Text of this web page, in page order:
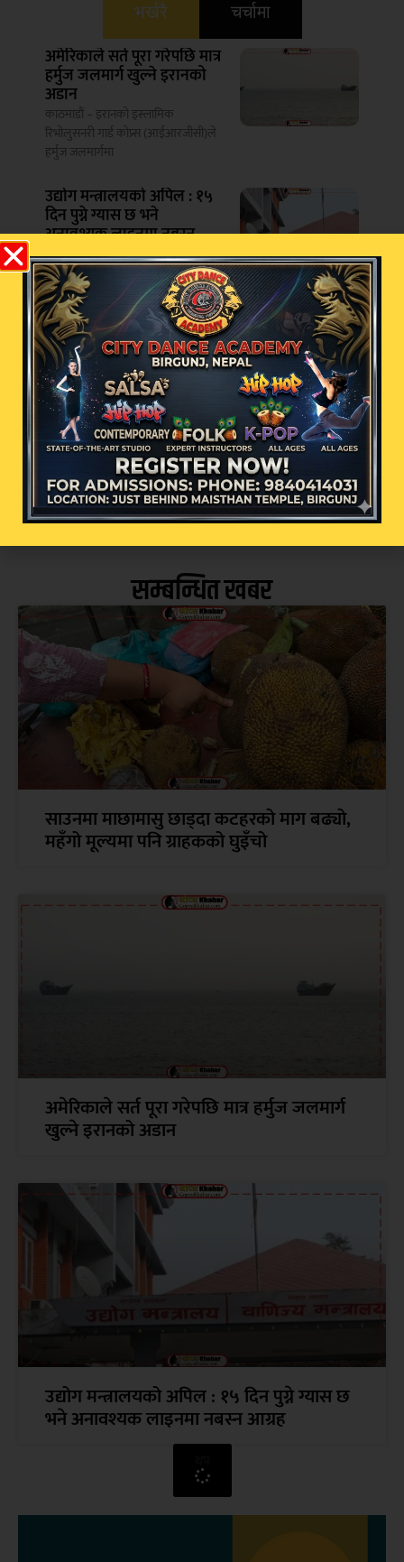
भर्खरै चर्चामा
अमेरिकाले सर्त पूरा गरेपछि मात्र
हर्मुज जलमार्ग खुल्ने इरानको
अडान
काठमाडौं – इरानको इस्लामिक
रिभोलुसनरी गार्ड कोप्र्स (आईआरजीसी)ले
हर्मुज जलमार्गमा
उद्योग मन्त्रालयको अपिल : १५
दिन पुग्ने ग्यास छ भने
अनावश्यक लाइनमा नबस्न
आग्रह
काठमाडौं – उद्योगमन्त्रीको सचिवालयले
घरमा कम्तीमा १५ दिन पुग्ने ग्यास
करोडौ खर्चगरी मान्छेबाट कुकुर
बने जापानी व्यक्ति? भाइरल
दाबीको यस्तो छ सत्य
वीरगन्ज- जापानका एक व्यक्तिले आफूलाई
कुकुरजस्तै देखाउन करिब २० लाख
सम्बन्धित खबर
साउनमा माछामासु छाड्दा कटहरको माग बढ्यो,
महँगो मूल्यमा पनि ग्राहकको घुइँचो
अमेरिकाले सर्त पूरा गरेपछि मात्र हर्मुज जलमार्ग
खुल्ने इरानको अडान
उद्योग मन्त्रालयको अपिल : १५ दिन पुग्ने ग्यास छ
भने अनावश्यक लाइनमा नबस्न आग्रह